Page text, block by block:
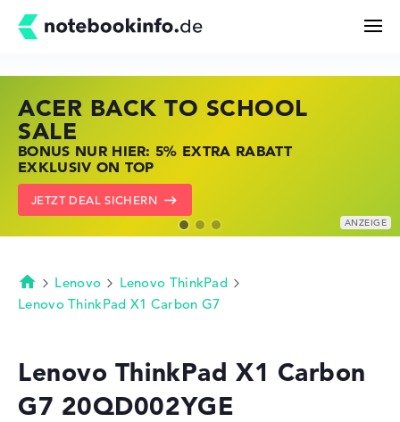
Kaufberatung
Technik & Wissen
Merkzettel
ACER BACK TO SCHOOL
SALE
BONUS NUR HIER: 5% EXTRA RABATT
EXKLUSIV ON TOP
JETZT DEAL SICHERN
HP STORE SSV DEALS
JETZT ZUGREIFEN: NOTEBOOKS BEI HP
KRÄFTIG REDUZIERT
ZU DEN HP ANGEBOTEN
LENOVO LAPTOP DEALS
NOTEBOOKS BEI LENOVO JETZT
KRÄFTIG REDUZIERT
LENOVO DEALS ZEIGEN
Startseite
Lenovo
Lenovo ThinkPad
Lenovo ThinkPad X1 Carbon G7
Lenovo ThinkPad X1 Carbon
G7 20QD002YGE